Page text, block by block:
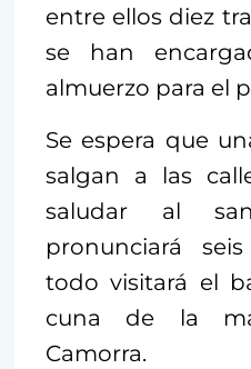
entre ellos diez
se han
almuerzo para el
Se espera que
salgan a las
saludar al
pronunciará
todo visitará el
cuna de la
Camorra.